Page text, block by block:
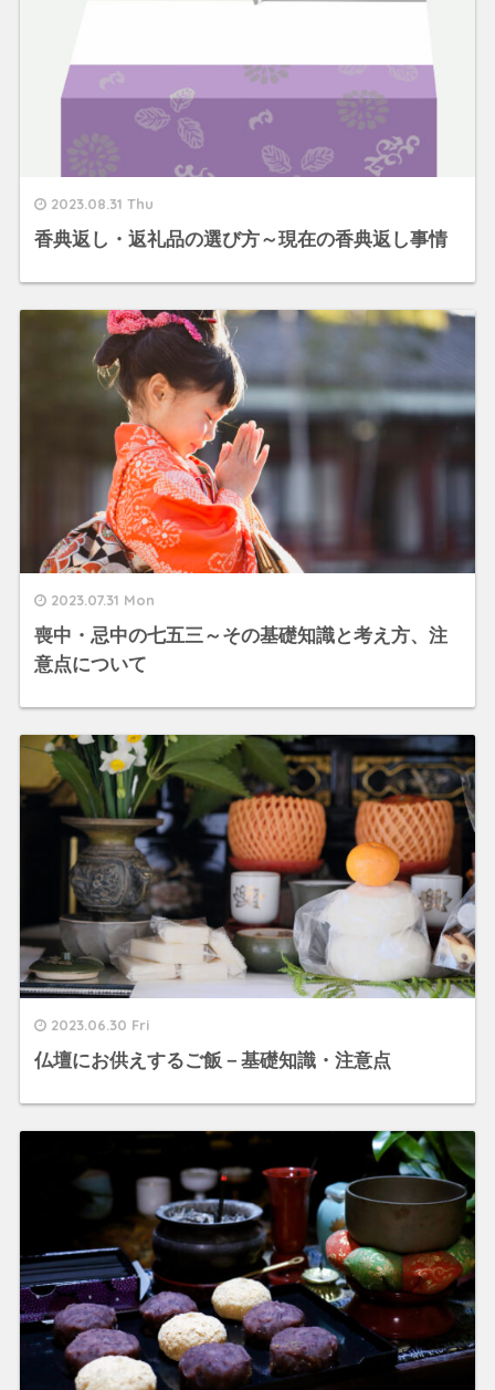
2023.08.31 Thu
香典返し・返礼品の選び方～現在の香典返し事情
2023.07.31 Mon
喪中・忌中の七五三～その基礎知識と考え方、注
意点について
2023.06.30 Fri
仏壇にお供えするご飯－基礎知識・注意点